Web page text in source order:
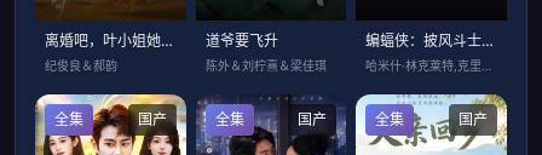
离婚吧，叶小姐她不忍了
纪俊良＆郝韵
道爷要飞升
陈外＆刘柠熹＆梁佳琪
蝙蝠侠：披风斗士第一季
国产
全集 国产
全集 国产
全集